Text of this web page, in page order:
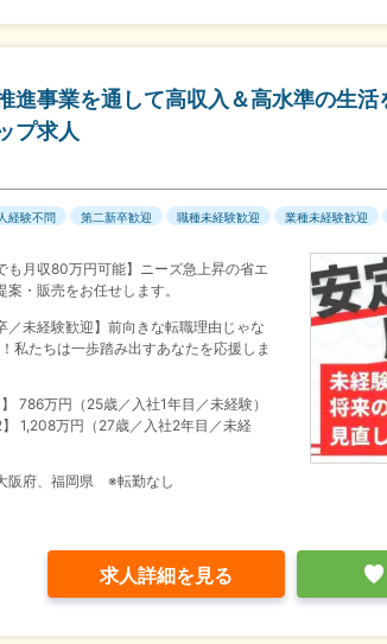
進事業を通して高収入＆高水準の生
プ求人
経験不問 第二新卒歓迎 職種未経験歓迎 業種未経験歓迎
も月収80万円可能】ニーズ急上昇の省エ
案・販売をお任せします。
／未経験歓迎】前向きな転職理由じゃな
私たちは一歩踏み出すあなたを応援しま
786万円（25歳／入社1年目／未経験）
1,208万円（27歳／入社2年目／未経
阪府、福岡県 ※転勤なし
求人詳細を見る